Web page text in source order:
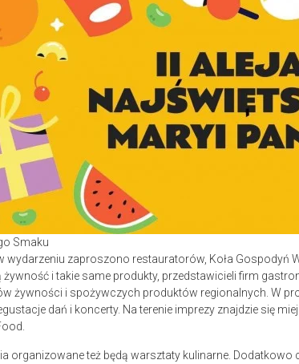
Smaku
wydarzeniu zaproszono restauratorów, Koła Gospodyń
żywność i takie same produkty, przedstawicieli firm
żywności i spożywczych produktów regionalnych. W
dań i koncerty. Na terenie imprezy znajdzie się
organizowane też będą warsztaty kulinarne.